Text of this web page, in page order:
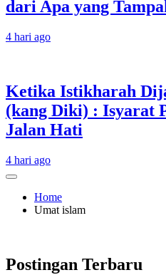
dari Apa yang
4 hari ago
Ketika Istikharah
(kang Diki) : Isyarat
Jalan Hati
4 hari ago
Home
Umat islam
Postingan Terbaru